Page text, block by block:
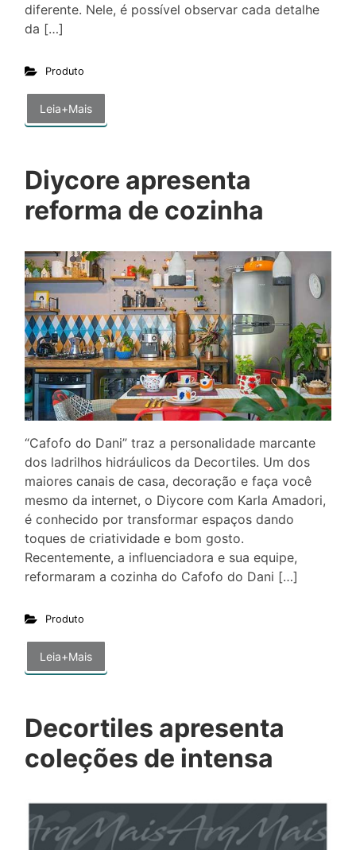
diferente. Nele, é possível observar cada detalhe
da […]
Produto
Leia+Mais
Diycore apresenta
reforma de cozinha
“Cafofo do Dani” traz a personalidade marcante
dos ladrilhos hidráulicos da Decortiles. Um dos
maiores canais de casa, decoração e faça você
mesmo da internet, o Diycore com Karla Amadori,
é conhecido por transformar espaços dando
toques de criatividade e bom gosto.
Recentemente, a influenciadora e sua equipe,
reformaram a cozinha do Cafofo do Dani […]
Produto
Leia+Mais
Decortiles apresenta
coleções de intensa